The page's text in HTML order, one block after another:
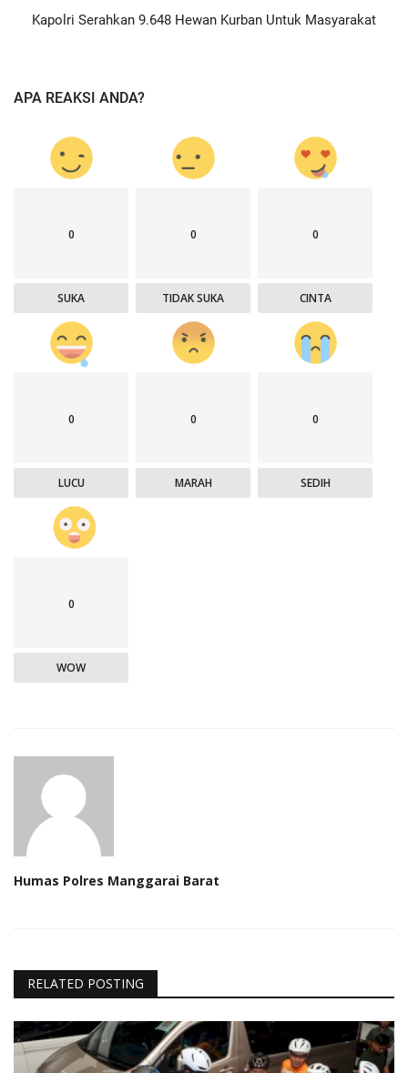
Kapolri Serahkan 9.648 Hewan Kurban Untuk Masyarakat
APA REAKSI ANDA?
0
SUKA
0
TIDAK SUKA
0
CINTA
0
LUCU
0
MARAH
0
SEDIH
0
WOW
Humas Polres Manggarai Barat
RELATED POSTING